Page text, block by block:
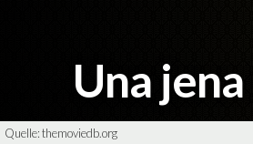
Una
Quelle:themoviedb.org